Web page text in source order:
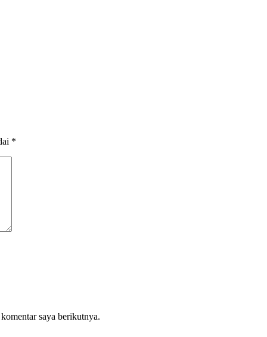
*
saya berikutnya.